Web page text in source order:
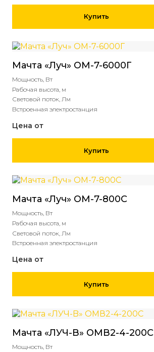
Купить
Мачта «Луч» ОМ-7-6000Г
Мощность, Вт
Рабочая высота, м
Световой поток, Лм
Встроенная электростанция
Цена от
Купить
Мачта «Луч» ОМ-7-800С
Мощность, Вт
Рабочая высота, м
Световой поток, Лм
Встроенная электростанция
Цена от
Купить
Мачта «ЛУЧ-B» ОМВ2-4-200С
Мощность, Вт